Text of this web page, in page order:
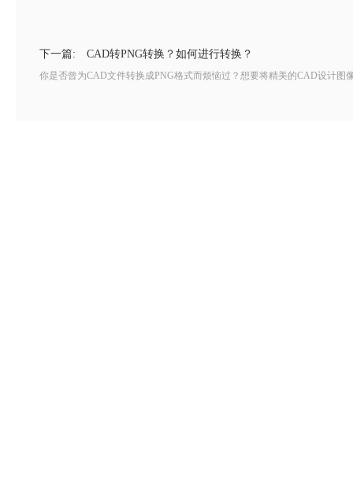
下一篇: CAD转PNG转换？如何进行转换？
你是否曾为CAD文件转换成PNG格式而烦恼过？想要将精美的CAD设计